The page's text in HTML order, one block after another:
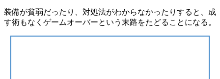
装備が貧弱だったり、対処法がわからなかったりすると、成
す術もなくゲームオーバーという末路をたどることになる。